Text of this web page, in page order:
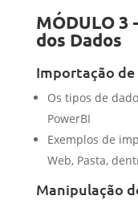
MÓDULO 3
dos Dados
Importação de
Os tipos de
PowerBI
Exemplos de
Web, Pasta,
Manipulação